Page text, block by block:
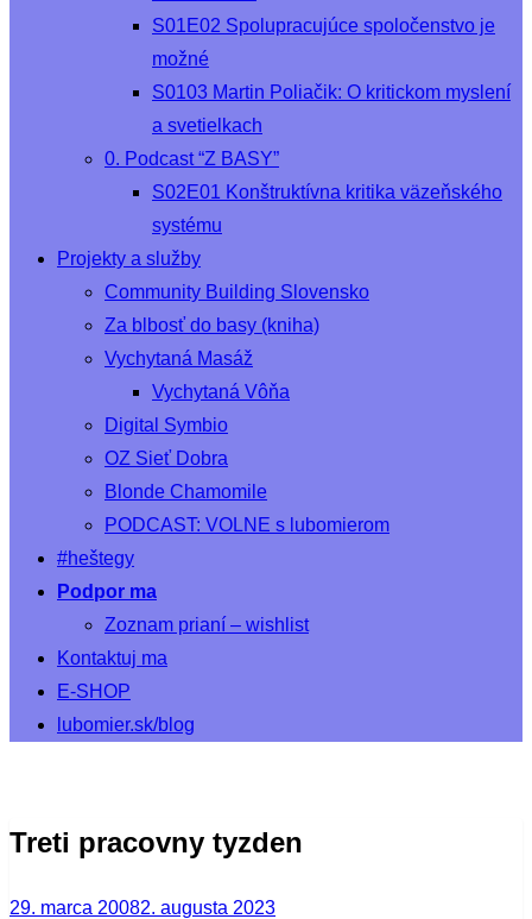
S01E02 Spolupracujúce spoločenstvo je
možné
S0103 Martin Poliačik: O kritickom myslení
a svetielkach
0. Podcast “Z BASY”
S02E01 Konštruktívna kritika väzeňského
systému
Projekty a služby
Community Building Slovensko
Za blbosť do basy (kniha)
Vychytaná Masáž
Vychytaná Vôňa
Digital Symbio
OZ Sieť Dobra
Blonde Chamomile
PODCAST: VOLNE s lubomierom
#heštegy
Podpor ma
Zoznam prianí – wishlist
Kontaktuj ma
E-SHOP
lubomier.sk/blog
Treti pracovny tyzden
Posted
29. marca 20082. augusta 2023